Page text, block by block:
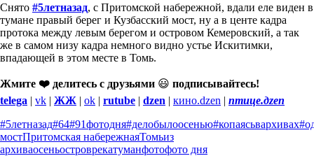
Снято #5летназад, с Притомской набережной, вдали еле виден в
тумане правый берег и Кузбасский мост, ну а в центе кадра
протока между левым берегом и островом Кемеровский, а так
же в самом низу кадра немного видно устье Искитимки,
впадающей в этом месте в Томь.
Жмите ❤️ делитесь с друзьями 😃 подписывайтесь!
telega | vk | ЖЖ | ok | rutube | dzen | кино.dzen | птице.дzen
#5летназад#64#91фотодня#делобылоосенью#копаясьвархивах
мостПритомская набережнаяТомьиз
архиваосеньостроврекатуманфотофото дня